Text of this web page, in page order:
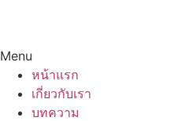
Menu
หน้าแรก
เกี่ยวกับเรา
บทความ